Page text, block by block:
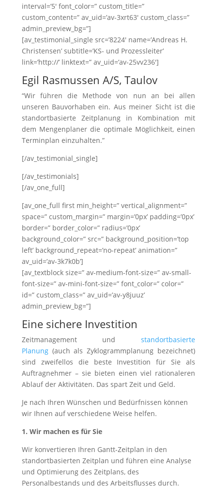
interval=’5′ font_color=” custom_title=”
custom_content=” av_uid=’av-3xrt63′ custom_class=”
admin_preview_bg=”]
[av_testimonial_single src=’8224′ name=’Andreas H.
Christensen’ subtitle=’KS- und Prozessleiter’
link=’http://’ linktext=” av_uid=’av-25vv236′]
Egil Rasmussen A/S, Taulov
“Wir führen die Methode von nun an bei allen
unseren Bauvorhaben ein. Aus meiner Sicht ist die
standortbasierte Zeitplanung in Kombination mit
dem Mengenplaner die optimale Möglichkeit, einen
Terminplan einzuhalten.”
[/av_testimonial_single]
[/av_testimonials]
[/av_one_full]
[av_one_full first min_height=” vertical_alignment=”
space=” custom_margin=” margin=’0px’ padding=’0px’
border=” border_color=” radius=’0px’
background_color=” src=” background_position=’top
left’ background_repeat=’no-repeat’ animation=”
av_uid=’av-3k7k0b’]
[av_textblock size=” av-medium-font-size=” av-small-
font-size=” av-mini-font-size=” font_color=” color=”
id=” custom_class=” av_uid=’av-y8juuz’
admin_preview_bg=”]
Eine sichere Investition
Zeitmanagement undstandortbasierte
Planung(auch als Zyklogrammplanung bezeichnet)
sind zweifellos die beste Investition für Sie als
Auftragnehmer – sie bieten einen viel rationaleren
Ablauf der Aktivitäten. Das spart Zeit und Geld.
Je nach Ihren Wünschen und Bedürfnissen können
wir Ihnen auf verschiedene Weise helfen.
1. Wir machen es für Sie
Wir konvertieren Ihren Gantt-Zeitplan in den
standortbasierten Zeitplan und führen eine Analyse
und Optimierung des Zeitplans, des
Personalbestands und des Arbeitsflusses durch.